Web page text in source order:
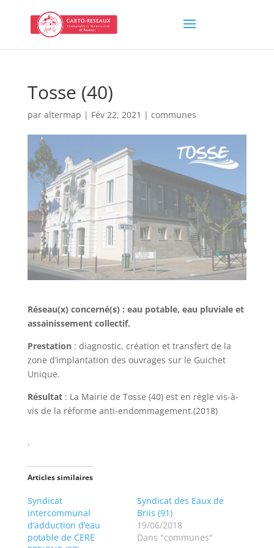
Tosse (40)
par altermap | Fév 22, 2021 | communes
Réseau(x) concerné(s) : eau potable, eau pluviale et
assainissement collectif.
Prestation: diagnostic, création et transfert de la
zone d’implantation des ouvrages sur le Guichet
Unique.
Résultat: La Mairie de Tosse (40) est en règle vis-à-
vis de la réforme anti-endommagement.(2018)
.
Articles similaires
Syndicat
intercommunal
d’adduction d’eau
potable de CERE
Syndicat des Eaux de
Briis (91)
19/06/2018
Dans "communes"